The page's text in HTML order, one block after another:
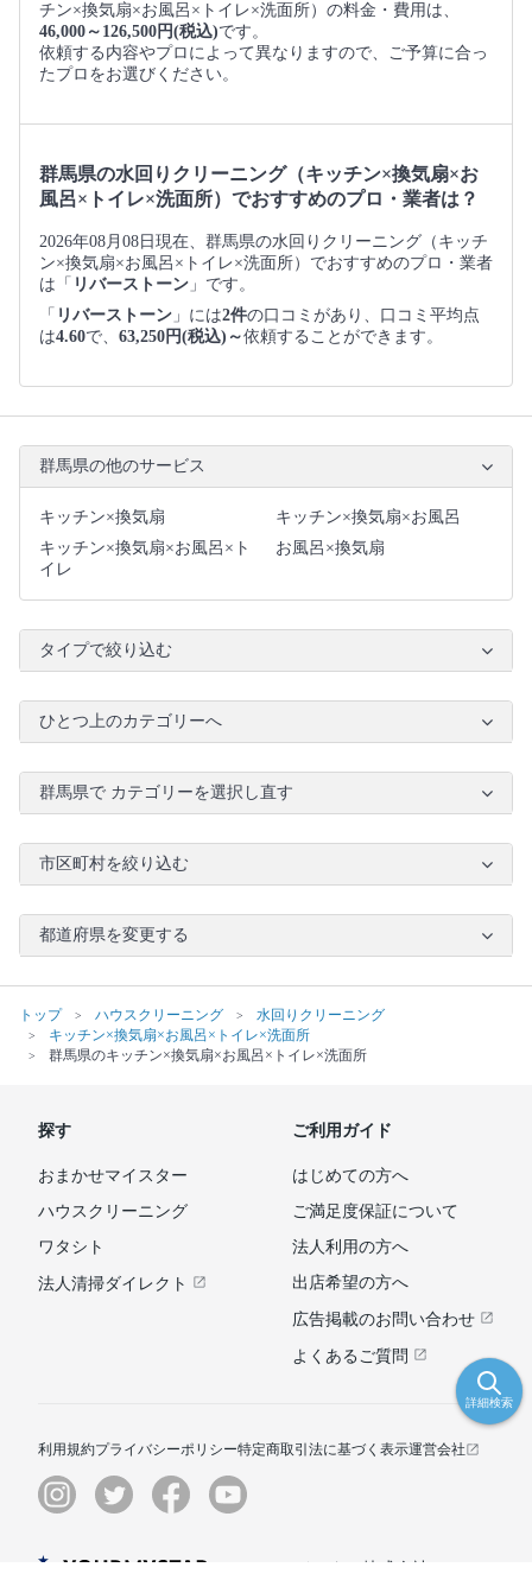
チン×換気扇×お風呂×トイレ×洗面所）の料金・費用は、
46,000～126,500円(税込)です。
依頼する内容やプロによって異なりますので、ご予算に合っ
たプロをお選びください。
群馬県の水回りクリーニング（キッチン×換気扇×お
風呂×トイレ×洗面所）でおすすめのプロ・業者は？
2026年08月08日現在、群馬県の水回りクリーニング（キッチ
ン×換気扇×お風呂×トイレ×洗面所）でおすすめのプロ・業者
は「 リバーストーン 」です。
「 リバーストーン 」には2件の口コミがあり、口コミ平均点
は4.60で、 63,250円(税込)～依頼することができます。
群馬県の他のサービス
キッチン×換気扇
キッチン×換気扇×お風呂
キッチン×換気扇×お風呂×ト
イレ
お風呂×換気扇
タイプで絞り込む
ひとつ上のカテゴリーへ
群馬県で カテゴリーを選択し直す
市区町村を絞り込む
都道府県を変更する
トップ ハウスクリーニング
水回りクリーニング
キッチン×換気扇×お風呂×トイレ×洗面所
群馬県のキッチン×換気扇×お風呂×トイレ×洗面所
詳細検索
探す
おまかせマイスター
ハウスクリーニング
ワタシト
法人清掃ダイレクト
ご利用ガイド
はじめての方へ
ご満足度保証について
法人利用の方へ
出店希望の方へ
広告掲載のお問い合わせ
よくあるご質問
利用規約プライバシーポリシー特定商取引法に基づく表示運営会社
© ユアマイスター株式会社